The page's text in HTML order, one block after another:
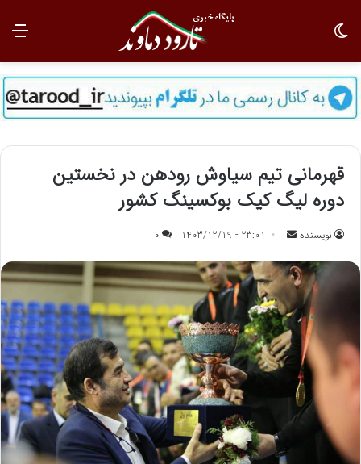
قهرمانی تیم سیاوش رودهن در نخستین
دوره لیگ کیک بوکسینگ کشور
نویسنده
س
ا
ل
ب
ه
ل
23:01 - 1403/12/19
0